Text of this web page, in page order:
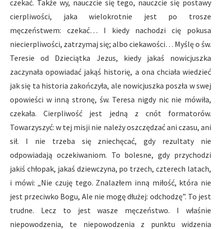
czekać. Także wy, nauczcie się tego, nauczcie się postawy
cierpliwości, jaka wielokrotnie jest po trosze
męczeństwem: czekać… I kiedy nachodzi cię pokusa
niecierpliwości, zatrzymaj się; albo ciekawości… Myślę o św.
Teresie od Dzieciątka Jezus, kiedy jakaś nowicjuszka
zaczynała opowiadać jakąś historię, a ona chciała wiedzieć
jak się ta historia zakończyła, ale nowicjuszka poszła w swej
opowieści w inną stronę, św. Teresa nigdy nic nie mówiła,
czekała. Cierpliwość jest jedną z cnót formatorów.
Towarzyszyć: w tej misji nie należy oszczędzać ani czasu, ani
sił. I nie trzeba się zniechęcać, gdy rezultaty nie
odpowiadają oczekiwaniom. To bolesne, gdy przychodzi
jakiś chłopak, jakaś dziewczyna, po trzech, czterech latach,
i mówi: „Nie czuję tego. Znalazłem inną miłość, która nie
jest przeciwko Bogu, Ale nie mogę dłużej: odchodzę”. To jest
trudne. Lecz to jest wasze męczeństwo. I właśnie
niepowodzenia, te niepowodzenia z punktu widzenia